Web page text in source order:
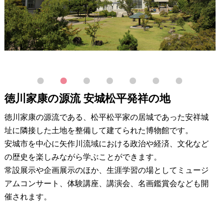
徳川家康の源流 安城松平発祥の地
徳川家康の源流である、松平松平家の居城であった安祥城
址に隣接した土地を整備して建てられた博物館です。
安城市を中心に矢作川流域における政治や経済、文化など
の歴史を楽しみながら学ぶことができます。
常設展示や企画展示のほか、生涯学習の場としてミュージ
アムコンサート、体験講座、講演会、名画鑑賞会なども開
催されます。